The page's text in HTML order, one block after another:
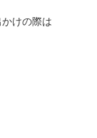
けの際は